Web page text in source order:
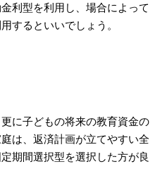
利型を利用し、場合によって
するといいでしょう。
に子どもの将来の教育資金の
は、返済計画が立てやすい全
期間選択型を選択した方が良